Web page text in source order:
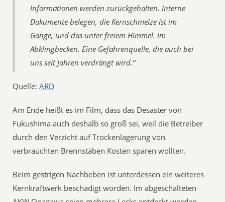
Informationen werden zurückgehalten. Interne
Dokumente belegen, die Kernschmelze ist im
Gange, und das unter freiem Himmel. Im
Abklingbecken. Eine Gefahrenquelle, die auch bei
uns seit Jahren verdrängt wird.“
Quelle:ARD
Am Ende heißt es im Film, dass das Desaster von
Fukushima auch deshalb so groß sei, weil die Betreiber
durch den Verzicht auf Trockenlagerung von
verbrauchten Brennstäben Kosten sparen wollten.
Beim gestrigen Nachbeben ist unterdessen ein weiteres
Kernkraftwerk beschädigt worden. Im abgeschalteten